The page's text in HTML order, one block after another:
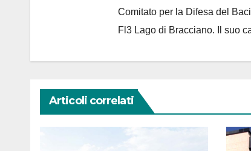
Comitato per la Difesa del
Fl3 Lago di Bracciano. Il suo
Articoli correlati